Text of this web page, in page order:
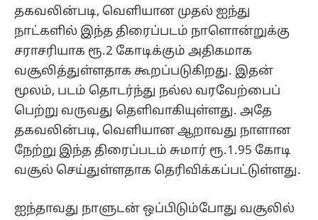
தகவலின்படி, வெளியான முதல் ஐந்து
நாட்களில் இந்த திரைப்படம் நாளொன்றுக்கு
சராசரியாக ரூ.2 கோடிக்கும் அதிகமாக
வசூலித்துள்ளதாக கூறப்படுகிறது. இதன்
மூலம், படம் தொடர்ந்து நல்ல வரவேற்பைப்
பெற்று வருவது தெளிவாகியுள்ளது. அதே
தகவலின்படி, வெளியான ஆறாவது நாளான
நேற்று இந்த திரைப்படம் சுமார் ரூ.1.95 கோடி
வசூல் செய்துள்ளதாக தெரிவிக்கப்பட்டுள்ளது.
ஐந்தாவது நாளுடன் ஒப்பிடும்போது வசூலில்